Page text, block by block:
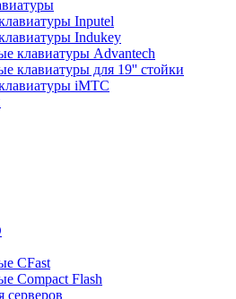
Inputel
Indukey
клавиатуры Advantech
клавиатуры для 19'' стойки
iMTC
CFast
Compact Flash